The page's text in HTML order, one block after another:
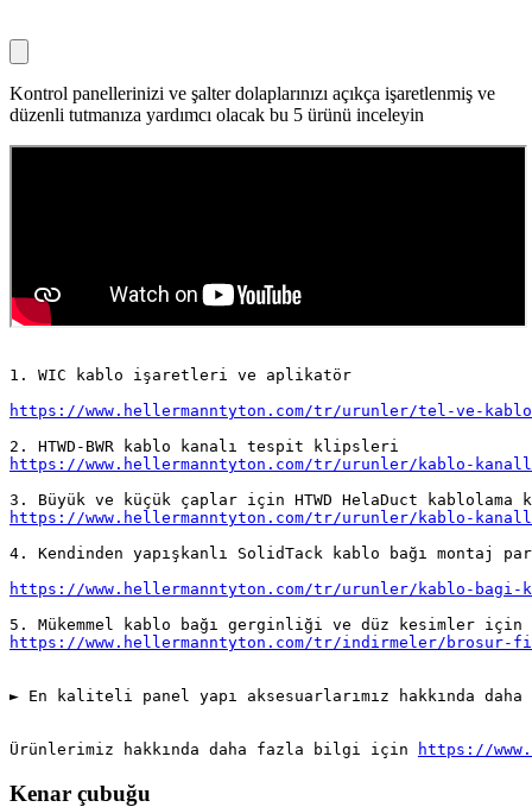
Kontrol panellerinizi ve şalter dolaplarınızı açıkça işaretlenmiş ve
düzenli tutmanıza yardımcı olacak bu 5 ürünü inceleyin
1. WIC kablo işaretleri ve aplikatör
https://www.hellermanntyton.com/tr/urunler/kablo-
4. Kendinden yapışkanlı SolidTack kablo bağı montaj
► En kaliteli panel yapı aksesuarlarımız hakkında
Ürünlerimiz hakkında daha fazla bilgi için https://
Kenar çubuğu